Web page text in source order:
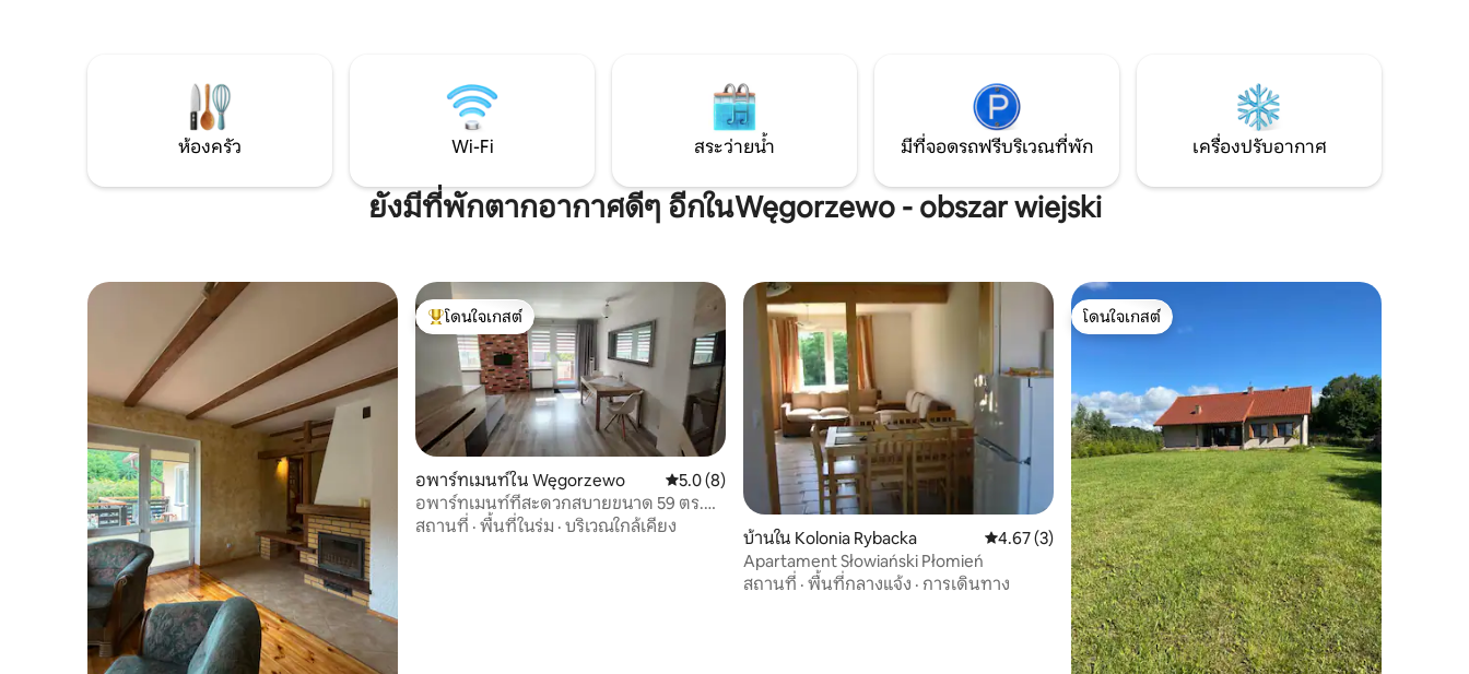
ขลังของสถานที่แห่งนี้!
ห้องครัว Wi-Fi สระว่ายน้ำ มีที่จอดรถฟรีบริเวณที่พัก เครื่องปรับอากาศ
ยังมีที่พักตากอากาศดีๆ อีกในWęgorzewo - obszar wiejski
โดนใจเกสต์ที่สุด
โดนใจเกสต์
อพาร์ทเมนท์ใน Węgorzewo คะแนนเฉลี่ย 5.0 จาก 5, 8 รีวิว
5.0 (8)
อพาร์ทเมนท์ที่สะดวกสบายขนาด 59 ตร.ม.
พร้อมระเบียง เวงก์เจโว
สถานที่ · พื้นที่ในร่ม · บริเวณใกล้เคียง
บ้านใน Kolonia Rybacka คะแนนเฉลี่ย 4.67 จาก 5, 3 รีวิว
4.67 (3)
Apartament Słowiański Płomień
สถานที่ · พื้นที่กลางแจ้ง · การเดินทาง
โดนใจเกสต์
โดนใจเกสต์